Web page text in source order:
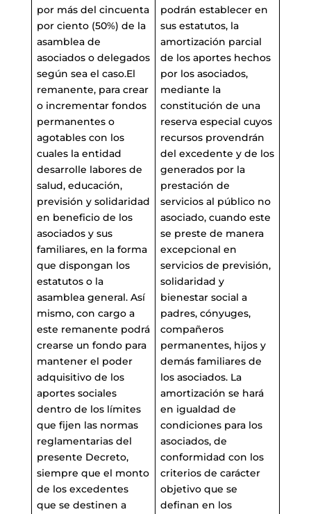
por más del cincuenta
por ciento (50%) de la
asamblea de
asociados o delegados
según sea el caso.El
remanente, para crear
o incrementar fondos
permanentes o
agotables con los
cuales la entidad
desarrolle labores de
salud, educación,
previsión y solidaridad
en beneficio de los
asociados y sus
familiares, en la forma
que dispongan los
estatutos o la
asamblea general. Así
mismo, con cargo a
este remanente podrá
crearse un fondo para
mantener el poder
adquisitivo de los
aportes sociales
dentro de los límites
que fijen las normas
reglamentarias del
presente Decreto,
siempre que el monto
de los excedentes
que se destinen a
podrán establecer en
sus estatutos, la
amortización parcial
de los aportes hechos
por los asociados,
mediante la
constitución de una
reserva especial cuyos
recursos provendrán
del excedente y de los
generados por la
prestación de
servicios al público no
asociado, cuando este
se preste de manera
excepcional en
servicios de previsión,
solidaridad y
bienestar social a
padres, cónyuges,
compañeros
permanentes, hijos y
demás familiares de
los asociados. La
amortización se hará
en igualdad de
condiciones para los
asociados, de
conformidad con los
criterios de carácter
objetivo que se
definan en los